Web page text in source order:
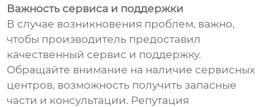
Важность сервиса и поддержки
В случае возникновения проблем, важно,
чтобы производитель предоставил
качественный сервис и поддержку.
Обращайте внимание на наличие сервисных
центров, возможность получить запасные
части и консультации. Репутация